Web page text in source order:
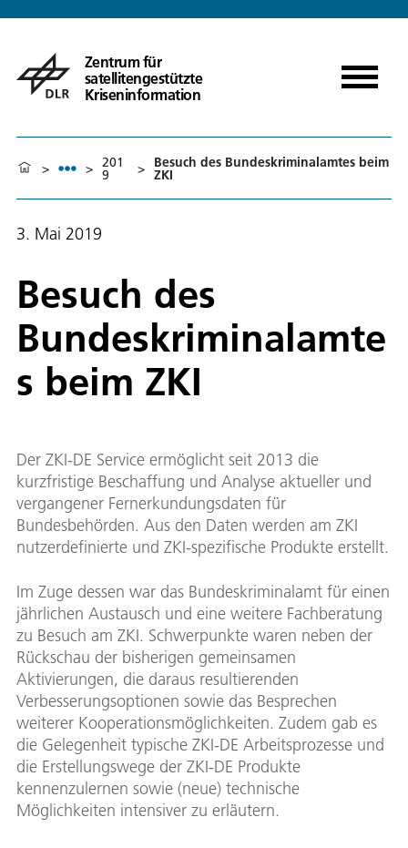
Zentrum für
satellitengestützte
Kriseninformation
> > 201
9 > Besuch des Bundeskriminalamtes beim
ZKI
3. Mai 2019
Besuch des
Bundeskriminalamte
s beim ZKI
Der ZKI-DE Service ermöglicht seit 2013 die
kurzfristige Beschaffung und Analyse aktueller und
vergangener Fernerkundungsdaten für
Bundesbehörden. Aus den Daten werden am ZKI
nutzerdefinierte und ZKI-spezifische Produkte erstellt.
Im Zuge dessen war das Bundeskriminalamt für einen
jährlichen Austausch und eine weitere Fachberatung
zu Besuch am ZKI. Schwerpunkte waren neben der
Rückschau der bisherigen gemeinsamen
Aktivierungen, die daraus resultierenden
Verbesserungsoptionen sowie das Besprechen
weiterer Kooperationsmöglichkeiten. Zudem gab es
die Gelegenheit typische ZKI-DE Arbeitsprozesse und
die Erstellungswege der ZKI-DE Produkte
kennenzulernen sowie (neue) technische
Möglichkeiten intensiver zu erläutern.